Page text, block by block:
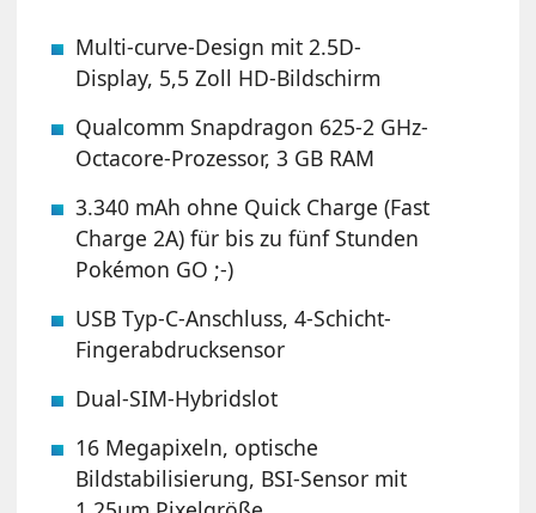
Multi-curve-Design mit 2.5D-
Display, 5,5 Zoll HD-Bildschirm
Qualcomm Snapdragon 625-2 GHz-
Octacore-Prozessor, 3 GB RAM
3.340 mAh ohne Quick Charge (Fast
Charge 2A) für bis zu fünf Stunden
Pokémon GO ;-)
USB Typ-C-Anschluss, 4-Schicht-
Fingerabdrucksensor
Dual-SIM-Hybridslot
16 Megapixeln, optische
Bildstabilisierung, BSI-Sensor mit